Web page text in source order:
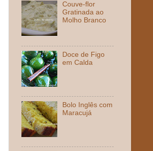
Couve-flor
Gratinada ao
Molho Branco
Doce de Figo
em Calda
Bolo Inglês com
Maracujá